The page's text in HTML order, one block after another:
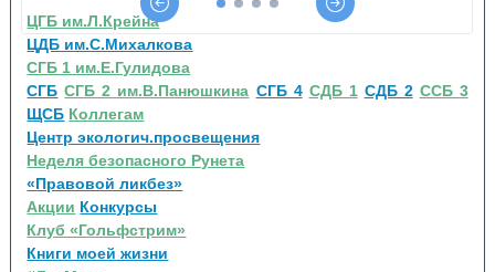
ЦГБ им.Л.Крейна
ЦДБ им.С.Михалкова
СГБ 1 им.Е.Гулидова
СГБ СГБ 2 им.В.Панюшкина СГБ 4 СДБ 1 СДБ 2 ССБ 3
ЩСБ Коллегам
Центр экологич.просвещения
Неделя безопасного Рунета
«Правовой ликбез»
Акции Конкурсы
Клуб «Гольфстрим»
Книги моей жизни